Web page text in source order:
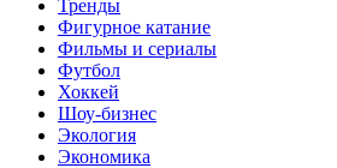
Тренды
Фигурное катание
Фильмы и сериалы
Футбол
Хоккей
Шоу-бизнес
Экология
Экономика